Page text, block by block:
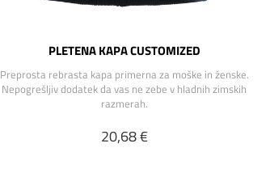
PLETENA KAPA CUSTOMIZED
Preprosta rebrasta kapa primerna za moške in ženske.
Nepogrešljiv dodatek da vas ne zebe v hladnih zimskih
razmerah.
20,68 €